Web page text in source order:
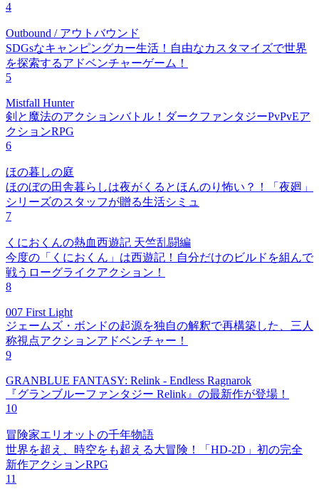
4
Outbound / アウトバウンド
SDGsなキャンピングカー生活！自由なカスタマイズで世界
を探索するアドベンチャーゲーム！
5
Mistfall Hunter
剣と魔法のアクションバトル！ダークファンタジーPvPvEア
クションRPG
6
ほの暮しの庭
ほのぼの田舎暮らしは夜がくるとほんのり怖い？！「夜廻」
シリーズのスタッフが贈る生活シミュ
7
くにおくんの熱血西遊記 天竺乱闘編
今度の「くにおくん」は西遊記！自分だけのビルドを組んで
戦うローグライクアクション！
8
007 First Light
ジェームズ・ボンドの起源を独自の解釈で再構築した、三人
称視点アクションアドベンチャー！
9
GRANBLUE FANTASY: Relink - Endless Ragnarok
『グランブルーファンタジー Relink』の最新作が登場！
10
冒険家エリオットの千年物語
世界を超え、時空をも超える大冒険！「HD-2D」初の完全
新作アクションRPG
11